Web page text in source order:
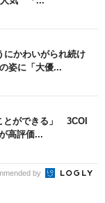
にかわいがられ続け
姿に「大優...
とができる」 3COI
高評価...
by